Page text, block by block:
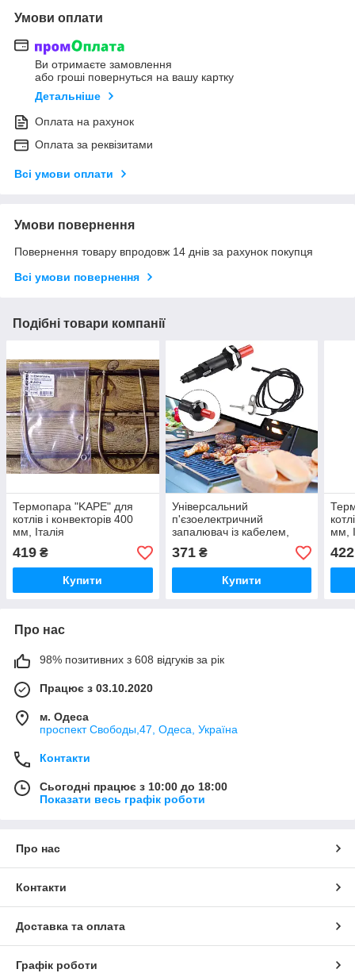
Умови оплати
Ви отримаєте замовлення
або гроші повернуться на вашу картку
Детальніше
Оплата на рахунок
Оплата за реквізитами
Всі умови оплати
Умови повернення
Повернення товару впродовж 14 днів за рахунок покупця
Всі умови повернення
Подібні товари компанії
Термопара "KAPE" для
котлів і конвекторів 400
мм, Італія
419 ₴
Купити
Універсальний
п'єзоелектричний
запалювач із кабелем,
кнопковий запальничка
для газового гриля,
барбекю, кухоні
371₴
Купити
мм,
422
Про нас
98% позитивних з 608 відгуків за рік
Працює з 03.10.2020
м. Одеса
проспект Свободы,47, Одеса, Україна
Контакти
Сьогодні працює з 10:00 до 18:00
Показати весь графік роботи
Про нас
Контакти
Доставка та оплата
Графік роботи